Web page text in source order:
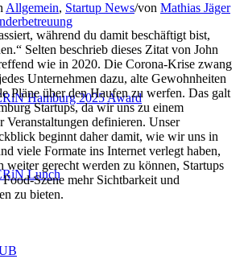
Hamburg 2025 Award
Lunch
Allgemein, Startup News/von Mathias Jäger
während du damit beschäftigt bist,
Selten beschrieb dieses Zitat von John
wie in 2020. Die Corona-Krise zwang
Unternehmen dazu, alte Gewohnheiten
Pläne über den Haufen zu werfen. Das galt
Startups, da wir uns zu einem
Veranstaltungen definieren. Unser
beginnt daher damit, wie wir uns in
viele Formate ins Internet verlegt haben,
weiter gerecht werden zu können, Startups
Szene mehr Sichtbarkeit und
zu bieten.